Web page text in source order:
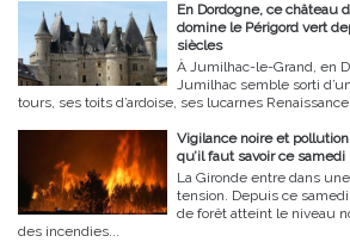
En Dordogne, ce château
domine le Périgord vert
siècles
À Jumilhac-le-Grand, en
Jumilhac semble sorti
tours, ses toits d’ardoise, ses lucarnes
Vigilance noire et
qu’il faut savoir ce samedi
La Gironde entre dans
tension. Depuis ce
de forêt atteint le niveau
des incendies...